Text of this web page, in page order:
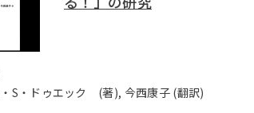
S・ドゥエック (著), 今西康子 (翻訳)